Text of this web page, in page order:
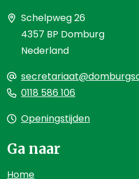
Schelpweg 26
4357 BP Domburg
Nederland
0118 586 106
Openingstijden
Ga naar
Home